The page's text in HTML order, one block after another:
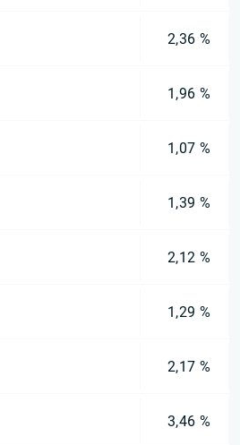
2,36 %
1,96 %
1,07 %
1,39 %
2,12 %
1,29 %
2,17 %
3,46 %